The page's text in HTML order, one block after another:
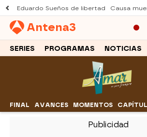
Eduardo Sueños de libertad Causa
Antena3
SERIES PROGRAMAS NOTICIAS
FINAL AVANCES MOMENTOS
-